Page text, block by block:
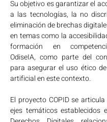
Su objetivo es garantizar el
a las tecnologías, la no
eliminación de brechas
en temas como la
formación en
OdiseIA, como parte del
para asegurar el uso ético
artificial en este contexto.
El proyecto COPID se
ejes temáticos establecidos